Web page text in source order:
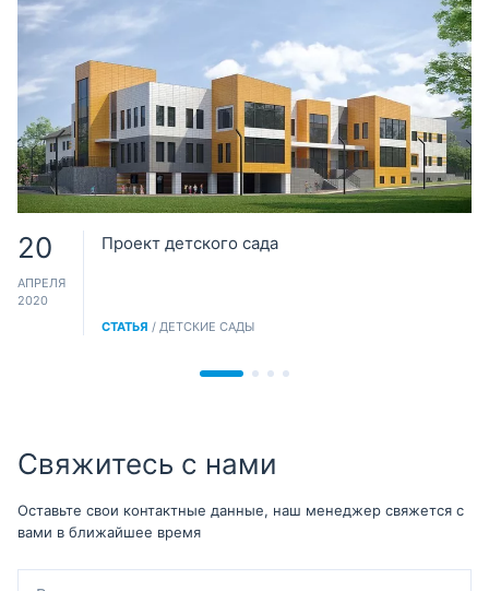
20
АПРЕЛЯ
2020
Проект детского сада
СТАТЬЯ / ДЕТСКИЕ САДЫ
Свяжитесь с нами
Оставьте свои контактные данные, наш менеджер свяжется с
вами в ближайшее время